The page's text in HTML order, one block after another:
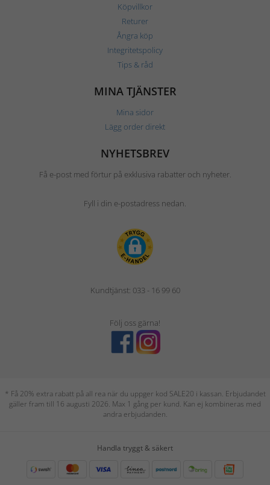
Köpvillkor
Returer
Ångra köp
Integritetspolicy
Tips & råd
MINA TJÄNSTER
Mina sidor
Lägg order direkt
NYHETSBREV
Få e-post med förtur på exklusiva rabatter och nyheter.
Fyll i din e-postadress nedan.
Kundtjänst: 033 - 16 99 60
Följ oss gärna!
* Få 20% extra rabatt på all rea när du uppger kod SALE20 i kassan. Erbjudandet
gäller fram till 16 augusti 2026. Max 1 gång per kund. Kan ej kombineras med
andra erbjudanden.
Handla tryggt & säkert